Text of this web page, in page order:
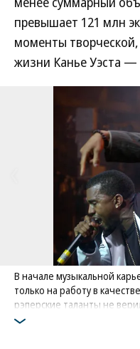
превышает 121 млн
моменты
жизни Канье Уэста —
В начале музыкальной
только на работу в
рэперские таланты не
разглядел в нем рэпера,